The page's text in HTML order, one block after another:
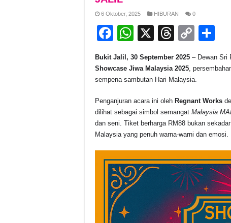
6 Oktober, 2025 HIBURAN 0
F
c
e
b
o
o
k
W
at
s
A
p
p
X
T
e
a
d
s
C
p
y
Li
n
k
ar
Bukit Jalil, 30 September 2025 – Dewan Sri
Showcase Jiwa Malaysia 2025 ,
sempena sambutan Hari Malaysia.
Penganjuran acara ini oleh Regnant Works
dilihat sebagai simbol semangat Malaysia
dan seni. Tiket berharga RM88 bukan
Malaysia yang penuh warna-warni dan emosi.